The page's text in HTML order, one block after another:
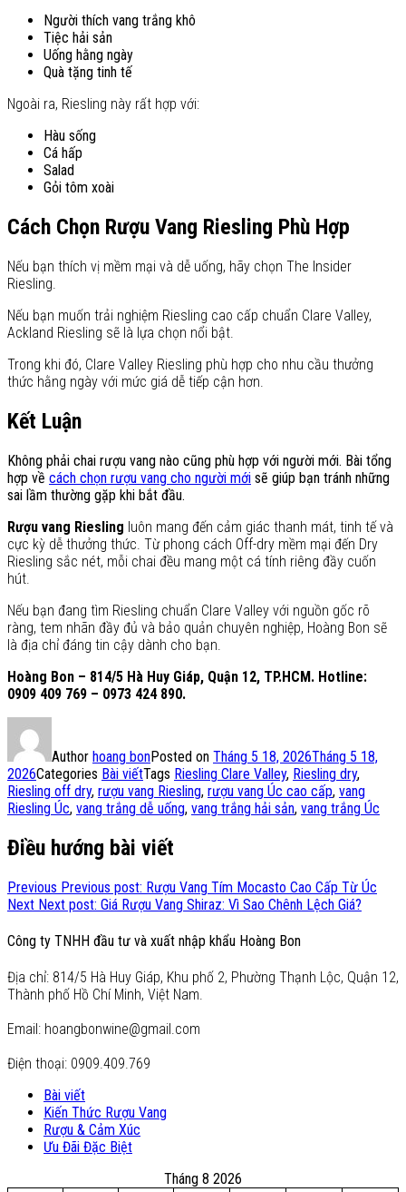
Người thích vang trắng khô
Tiệc hải sản
Uống hằng ngày
Quà tặng tinh tế
Ngoài ra, Riesling này rất hợp với:
Hàu sống
Cá hấp
Salad
Gỏi tôm xoài
Cách Chọn Rượu Vang Riesling Phù Hợp
Nếu bạn thích vị mềm mại và dễ uống, hãy chọn The Insider
Riesling.
Nếu bạn muốn trải nghiệm Riesling cao cấp chuẩn Clare Valley,
Ackland Riesling sẽ là lựa chọn nổi bật.
Trong khi đó, Clare Valley Riesling phù hợp cho nhu cầu thưởng
thức hằng ngày với mức giá dễ tiếp cận hơn.
Kết Luận
Không phải chai rượu vang nào cũng phù hợp với người mới. Bài tổng
hợp về cách chọn rượu vang cho người mới sẽ giúp bạn tránh những
sai lầm thường gặp khi bắt đầu.
Rượu vang Riesling luôn mang đến cảm giác thanh mát, tinh tế và
cực kỳ dễ thưởng thức. Từ phong cách Off-dry mềm mại đến Dry
Riesling sắc nét, mỗi chai đều mang một cá tính riêng đầy cuốn
hút.
Nếu bạn đang tìm Riesling chuẩn Clare Valley với nguồn gốc rõ
ràng, tem nhãn đầy đủ và bảo quản chuyên nghiệp, Hoàng Bon sẽ
là địa chỉ đáng tin cậy dành cho bạn.
Hoàng Bon – 814/5 Hà Huy Giáp, Quận 12, TP.HCM. Hotline:
0909 409 769 – 0973 424 890.
Author hoang bonPosted on Tháng 5 18, 2026Tháng 5 18,
2026Categories Bài viếtTags Riesling Clare Valley, Riesling dry,
Riesling off dry, rượu vang Riesling, rượu vang Úc cao cấp, vang
Riesling Úc, vang trắng dễ uống, vang trắng hải sản, vang trắng Úc
Điều hướng bài viết
Previous Previous post: Rượu Vang Tím Mocasto Cao Cấp Từ Úc
Next Next post: Giá Rượu Vang Shiraz: Vì Sao Chênh Lệch Giá?
Công ty TNHH đầu tư và xuất nhập khẩu Hoàng Bon
Địa chỉ: 814/5 Hà Huy Giáp, Khu phố 2, Phường Thạnh Lộc, Quận 12,
Thành phố Hồ Chí Minh, Việt Nam.
Email: hoangbonwine@gmail.com
Điện thoại: 0909.409.769
Bài viết
Kiến Thức Rượu Vang
Rượu & Cảm Xúc
Ưu Đãi Đặc Biệt
Tháng 8 2026